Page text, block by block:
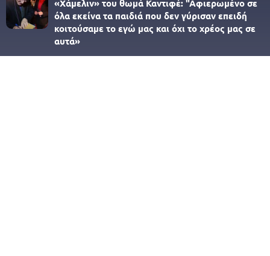
«Χάμελιν» του θωμά Καντιφέ: "Αφιερωμένο σε
όλα εκείνα τα παιδιά που δεν γύρισαν επειδή
κοιτούσαμε το εγώ μας και όχι το χρέος μας σε
αυτά»